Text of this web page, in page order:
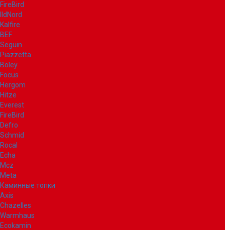
FireBird
IldNord
Kalfire
BEF
Seguin
Piazzetta
Boley
Focus
Hergom
Hitze
Everest
FireBird
Defro
Schmid
Rocal
Echa
Mcz
Meta
Каминные топки
Axis
Chazelles
Warmhaus
Ecokamin